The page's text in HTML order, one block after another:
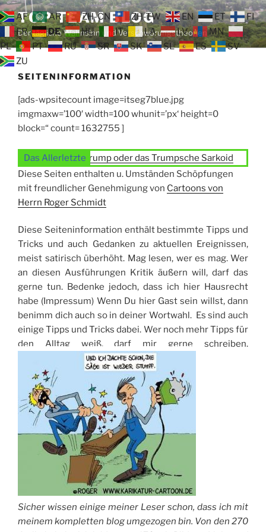
Zum
Inhalt
springen
TOP TEAM BLOG
Der tägliche Wahnsinn und Verschwörungstheorien
SEITENINFORMATION
[ads-wpsitecount image=itseg7blue.jpg
imgmaxw=’100′ width=100 whunit=’px‘ height=0
block=“ count= 1632755 ]
Das Allerletzte
Der Morbus Trump oder das Trumpsche Sarkoid
Diese Seiten enthalten u. Umständen Schöpfungen
mit freundlicher Genehmigung von Cartoons von
Herrn Roger Schmidt
Diese Seiteninformation enthält bestimmte Tipps und
Tricks und auch Gedanken zu aktuellen Ereignissen,
meist satirisch überhöht. Mag lesen, wer es mag. Wer
an diesen Ausführungen Kritik äußern will, darf das
gerne tun. Bedenke jedoch, dass ich hier Hausrecht
habe (Impressum) Wenn Du hier Gast sein willst, dann
benimm dich auch so in deiner Wortwahl. Es sind auch
einige Tipps und Tricks dabei. Wer noch mehr Tipps für
den Alltag weiß, darf mir gerne schreiben.
Sicher wissen einige meiner Leser schon, dass ich mit
meinem kompletten blog umgezogen bin. Von den 270
AF AR ZH-CN ZH-TW EN ET
FI
FR
DE HU IT LA LV
MN
PL
PT RU SR SK SL ES
SV
ZU